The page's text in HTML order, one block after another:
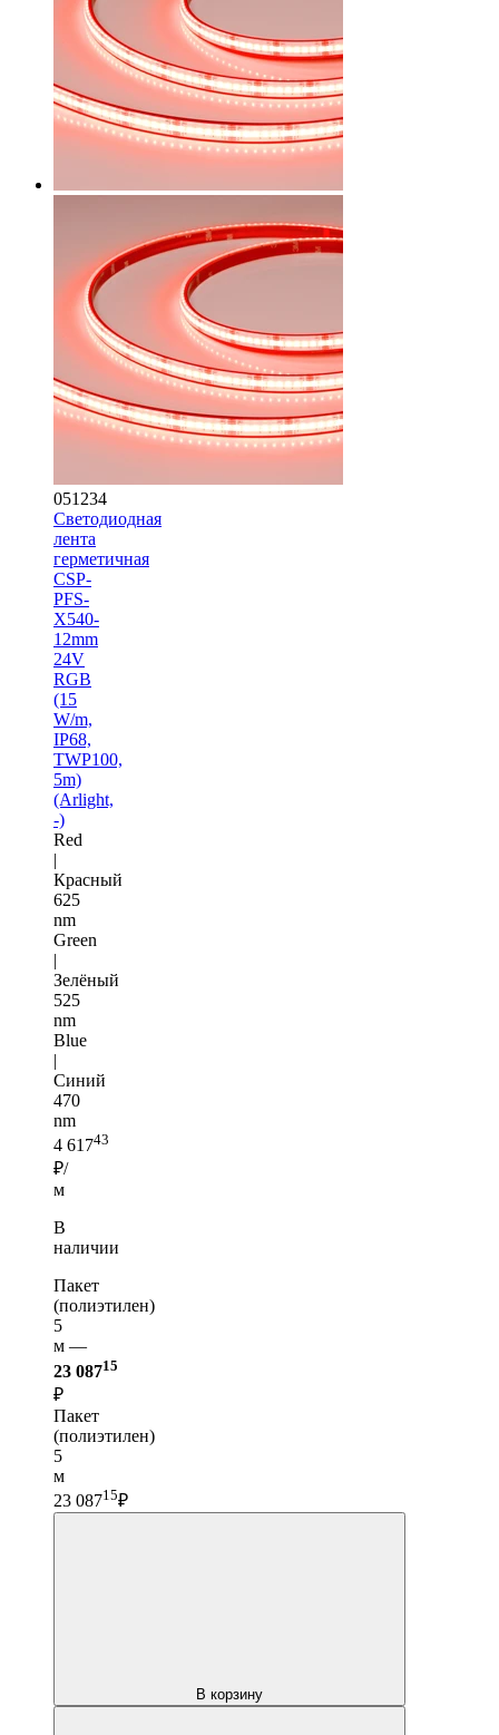
051234
Светодиодная
лента
герметичная
CSP-
PFS-
X540-
12mm
24V
RGB
(15
W/m,
IP68,
TWP100,
5m)
(Arlight,
-)
Red
|
Красный
625
nm
Green
|
Зелёный
525
nm
Blue
|
Синий
470
nm
4 61743
₽/
м
В
наличии
Пакет
(полиэтилен)
5
м —
23 08715
₽
Пакет
(полиэтилен)
5
м
23 08715₽
В корзину